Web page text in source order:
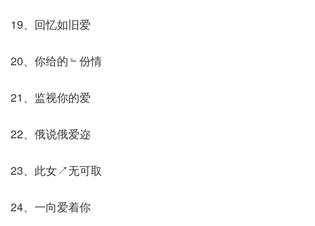
19、回忆如旧爱
20、你给的﹄份情
21、监视你的爱
22、俄说俄爱迩
23、此女↗无可取
24、一向爱着你